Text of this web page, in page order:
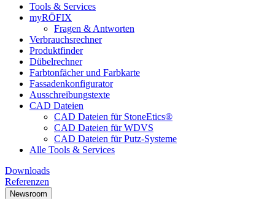
Tools & Services
myRÖFIX
Fragen & Antworten
Verbrauchsrechner
Produktfinder
Dübelrechner
Farbtonfächer und Farbkarte
Fassadenkonfigurator
Ausschreibungstexte
CAD Dateien
CAD Dateien für StoneEtics®
CAD Dateien für WDVS
CAD Dateien für Putz-Systeme
Alle Tools & Services
Downloads
Referenzen
Newsroom